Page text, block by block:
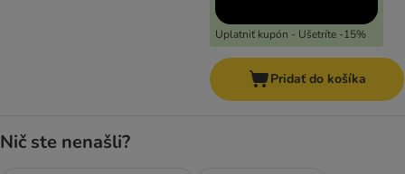
Uplatniť kupón - Ušetríte -15%
Pridať do košíka
Nič ste nenašli?